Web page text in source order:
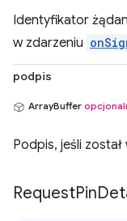
Identyfikator
w zdarzeniu
podpis
ArrayBuffer
Podpis, jeśli
RequestPin